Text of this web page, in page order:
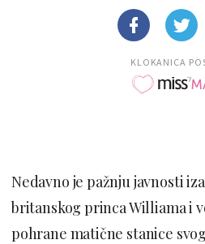
KLOKANICA
Nedavno je pažnju javnosti
britanskog princa Williama i
pohrane matične stanice